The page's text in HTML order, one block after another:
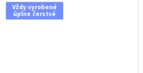
Vždy vyrobené
úplne čerstvé